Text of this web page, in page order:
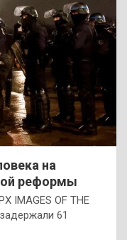
на
реформы
IMAGES OF THE
61